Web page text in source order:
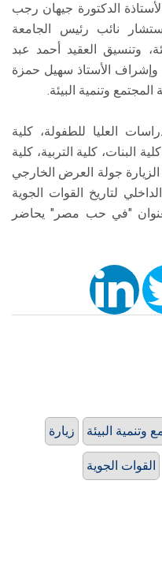
الدكتورة جيهان رجب
نائب رئيس الجامعة
وتنسيق العقيد أحمد عبد
وإشراف الأستاذ سهيل حمزة
وتنمية البيئة.
العليا للطفولة، كلية
البنات، كلية التربية، كلية
الزيارة جولة العرض الخارجي
لتاريخ القوات الجوية
"في حب مصر" يحاضر
زيارة البيئة
القوات الجوية